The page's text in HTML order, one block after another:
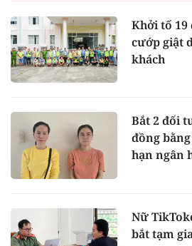
Khởi tố
cướp giật
khách
Bắt 2 đối
đồng
hạn ngân
Nữ
bắt tạm